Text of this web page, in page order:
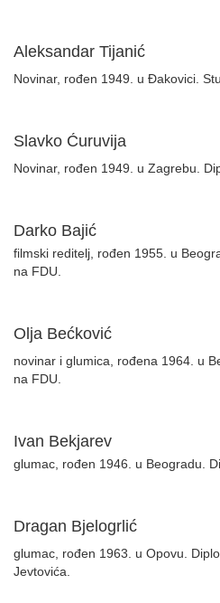
Aleksandar Tijanić
Novinar, rođen 1949. u Đakovici.
Slavko Ćuruvija
Novinar, rođen 1949. u Zagrebu.
Darko Bajić
filmski reditelj, rođen 1955. u
na FDU.
Olja Bećković
novinar i glumica, rođena 1964. u
na FDU.
Ivan Bekjarev
glumac, rođen 1946. u Beogradu.
Dragan Bjelogrlić
glumac, rođen 1963. u Opovu.
Jevtovića.